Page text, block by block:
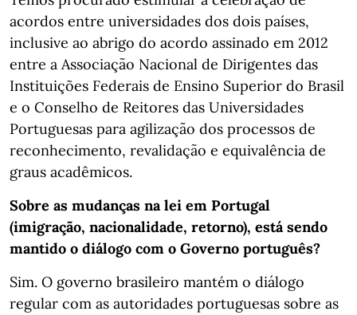
acordos entre universidades dos dois países,
inclusive ao abrigo do acordo assinado em 2012
entre a Associação Nacional de Dirigentes das
Instituições Federais de Ensino Superior do Brasil
e o Conselho de Reitores das Universidades
Portuguesas para agilização dos processos de
reconhecimento, revalidação e equivalência de
graus acadêmicos.
Sobre as mudanças na lei em Portugal
(imigração, nacionalidade, retorno), está sendo
mantido o diálogo com o Governo português?
Sim. O governo brasileiro mantém o diálogo
regular com as autoridades portuguesas sobre as